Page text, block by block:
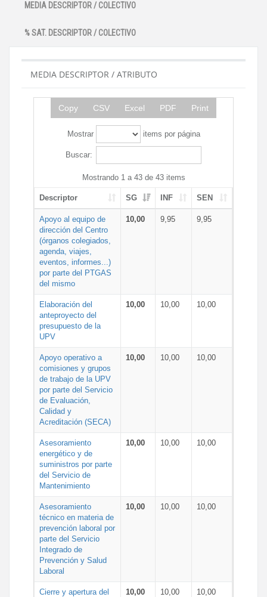
MEDIA DESCRIPTOR / COLECTIVO
% SAT. DESCRIPTOR / COLECTIVO
MEDIA DESCRIPTOR / ATRIBUTO
Copy CSV Excel PDF Print
Mostrar items por página
Buscar:
Mostrando 1 a 43 de 43 items
Descriptor SG INF SEN
Apoyo al equipo de
dirección del Centro
(órganos colegiados,
agenda, viajes,
eventos, informes...)
por parte del PTGAS
del mismo
10,00 9,95 9,95
Elaboración del
anteproyecto del
presupuesto de la
UPV
10,00 10,00 10,00
Apoyo operativo a
comisiones y grupos
de trabajo de la UPV
por parte del Servicio
de Evaluación,
Calidad y
Acreditación (SECA)
10,00 10,00 10,00
Asesoramiento
energético y de
suministros por parte
del Servicio de
Mantenimiento
10,00 10,00 10,00
Asesoramiento
técnico en materia de
prevención laboral por
parte del Servicio
Integrado de
Prevención y Salud
Laboral
10,00 10,00 10,00
Cierre y apertura del
10,00 10,00 10,00